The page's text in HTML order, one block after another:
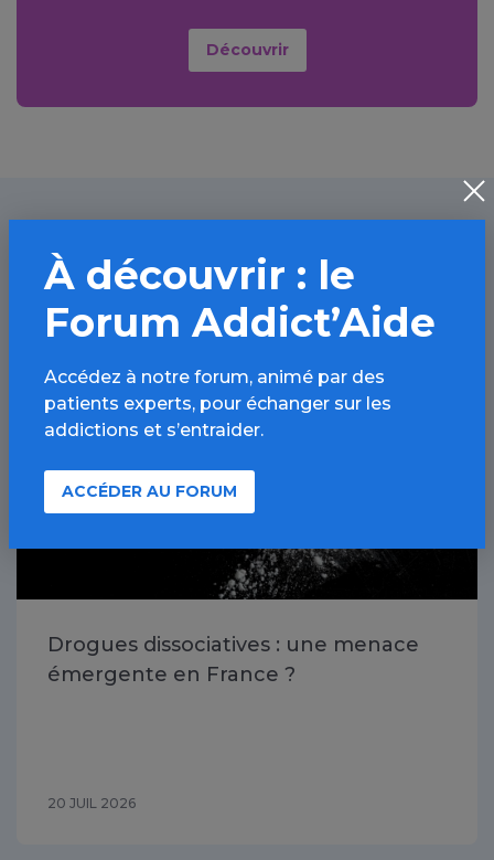
Découvrir
À lire aussi
Drogues dissociatives : une menace
émergente en France ?
20 JUIL 2026
À découvrir : le
Forum Addict’Aide
Accédez à notre forum, animé par des
patients experts, pour échanger sur les
addictions et s’entraider.
ACCÉDER AU FORUM